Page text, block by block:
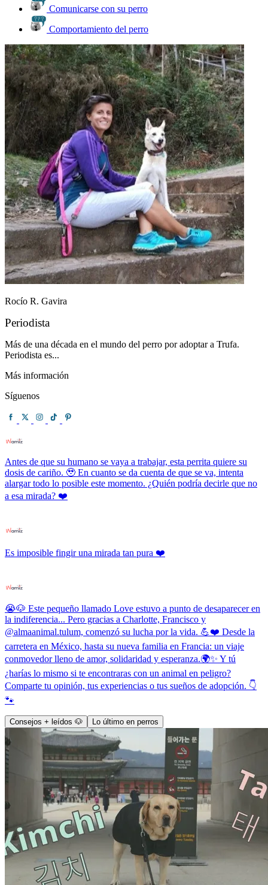
Comunicarse con su perro
Comportamiento del perro
Rocío R. Gavira
Periodista
Más de una década en el mundo del perro por adoptar a Trufa.
Periodista es...
Más información
Síguenos
Antes de que su humano se vaya a trabajar, esta perrita quiere su
dosis de cariño. 🥹 En cuanto se da cuenta de que se va, intenta
alargar todo lo posible este momento. ¿Quién podría decirle que no
a esa mirada? ❤️
Es imposible fingir una mirada tan pura ❤️
😭🐶 Este pequeño llamado Love estuvo a punto de desaparecer en
la indiferencia... Pero gracias a Charlotte, Francisco y
@almaanimal.tulum, comenzó su lucha por la vida. 💪❤️ Desde la
carretera en México, hasta su nueva familia en Francia: un viaje
conmovedor lleno de amor, solidaridad y esperanza.🌍✨ Y tú
¿harías lo mismo si te encontraras con un animal en peligro?
Comparte tu opinión, tus experiencias o tus sueños de adopción. 👇
🐾
Consejos + leídos 🐶 Lo último en perros